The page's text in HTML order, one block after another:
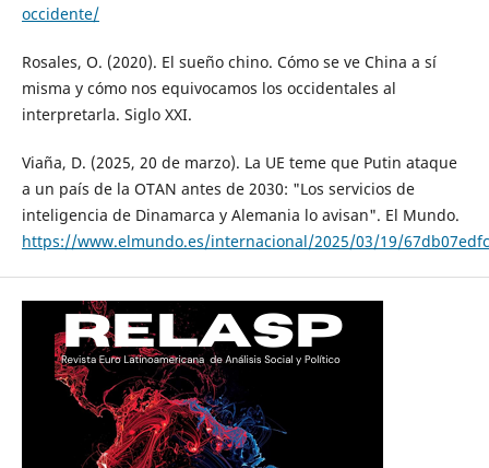
occidente/
Rosales, O. (2020). El sueño chino. Cómo se ve China a sí
misma y cómo nos equivocamos los occidentales al
interpretarla. Siglo XXI.
Viaña, D. (2025, 20 de marzo). La UE teme que Putin ataque
a un país de la OTAN antes de 2030: "Los servicios de
inteligencia de Dinamarca y Alemania lo avisan". El Mundo.
https://www.elmundo.es/internacional/2025/03/19/